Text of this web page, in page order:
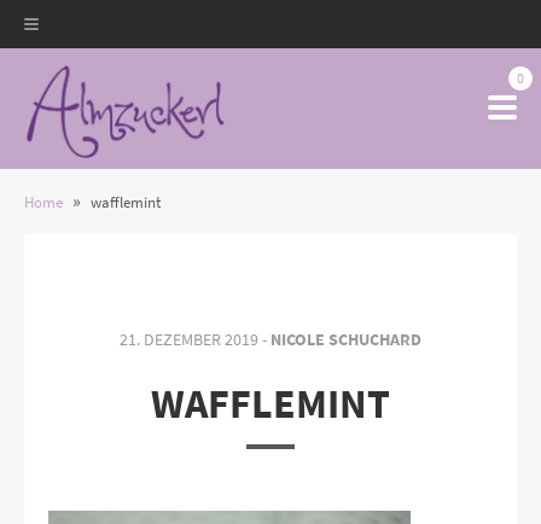
0
Home » wafflemint
21. DEZEMBER 2019 - NICOLE SCHUCHARD
WAFFLEMINT